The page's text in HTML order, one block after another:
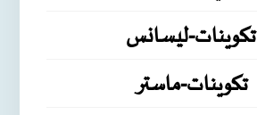
تكوينات-ليسانس
تكوينات-ماستر